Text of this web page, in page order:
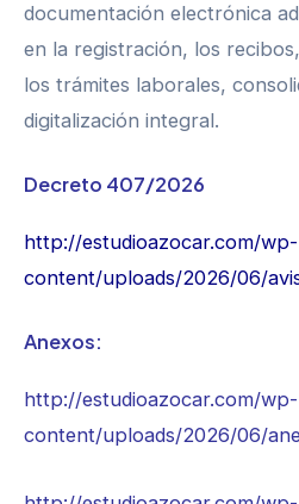
documentación electrónica
en la registración, los
los trámites laborales,
digitalización integral.
Decreto 407/2026
http://estudioazocar.com/wp-
content/uploads/2026/06/
Anexos:
http://estudioazocar.com/wp-
content/uploads/2026/06/